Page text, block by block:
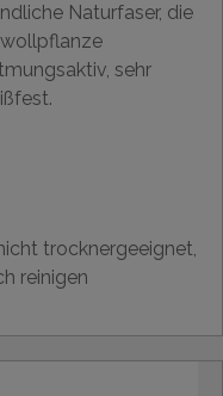
Naturfaser, die
sehr
trocknergeeignet,
reinigen